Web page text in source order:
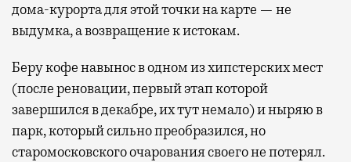
дома-курорта для этой точки на карте — не
выдумка, а возвращение к истокам.
Беру кофе навынос в одном из хипстерских мест
(после реновации, первый этап которой
завершился в декабре, их тут немало) и ныряю в
парк, который сильно преобразился, но
старомосковского очарования своего не потерял.